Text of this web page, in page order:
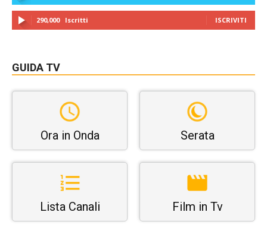
290,000 Iscritti ISCRIVITI
GUIDA TV
Ora in Onda Serata
Lista Canali Film in Tv